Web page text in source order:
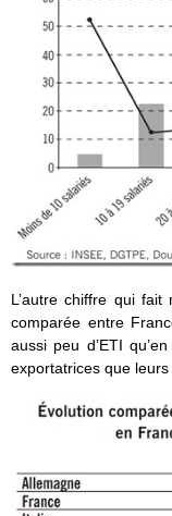
L’autre chiffre qui fait
comparée entre
aussi peu d’ETI
exportatrices que